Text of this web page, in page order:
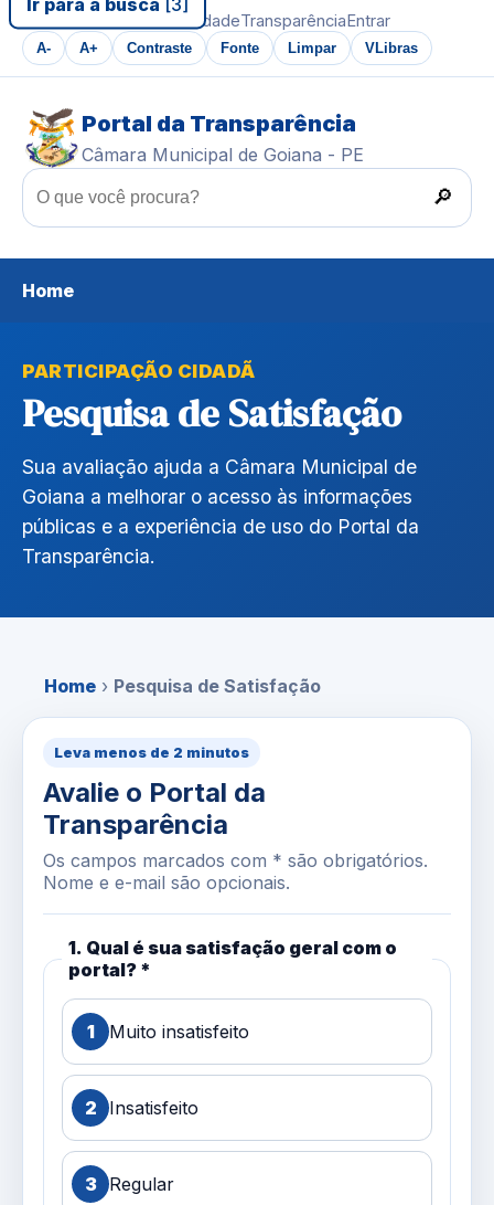
Ir para a busca [3]
Ir ao conteúdo AcessibilidadeTransparênciaEntrar
A- A+ Contraste Fonte Limpar VLibras
Portal da Transparência
Câmara Municipal de Goiana - PE
🔎
Home
PARTICIPAÇÃO CIDADÃ
Pesquisa de Satisfação
Sua avaliação ajuda a Câmara Municipal de
Goiana a melhorar o acesso às informações
públicas e a experiência de uso do Portal da
Transparência.
Home › Pesquisa de Satisfação
Leva menos de 2 minutos
Avalie o Portal da
Transparência
Os campos marcados com * são obrigatórios.
Nome e e-mail são opcionais.
1. Qual é sua satisfação geral com o
portal? *
1 Muito insatisfeito
2 Insatisfeito
3 Regular